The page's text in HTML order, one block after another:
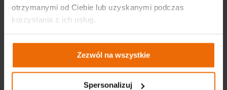
otrzymanymi od Ciebie lub uzyskanymi podczas
korzystania z ich usług.
Zezwól na wszystkie
Spersonalizuj